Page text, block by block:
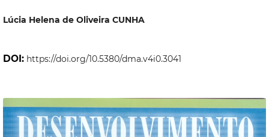
Lúcia Helena de Oliveira CUNHA
DOI: https://doi.org/10.5380/dma.v4i0.3041